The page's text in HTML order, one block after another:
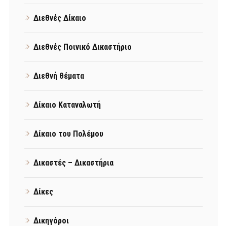
Διεθνές Δίκαιο
Διεθνές Ποινικό Δικαστήριο
Διεθνή θέματα
Δίκαιο Καταναλωτή
Δίκαιο του Πολέμου
Δικαστές – Δικαστήρια
Δίκες
Δικηγόροι